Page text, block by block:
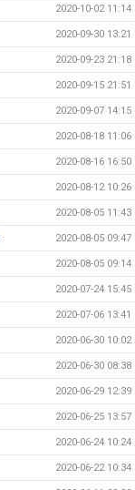
2020-10-02 11:14
2020-09-30 13:21
2020-09-23 21:18
2020-09-15 21:51
2020-09-07 14:15
2020-08-18 11:06
2020-08-16 16:50
2020-08-12 10:26
2020-08-05 11:43
2020-08-05 09:47
2020-08-05 09:14
2020-07-24 15:45
2020-07-06 13:41
2020-06-30 10:02
2020-06-30 08:38
2020-06-29 12:39
2020-06-25 13:57
2020-06-24 10:24
2020-06-22 10:34